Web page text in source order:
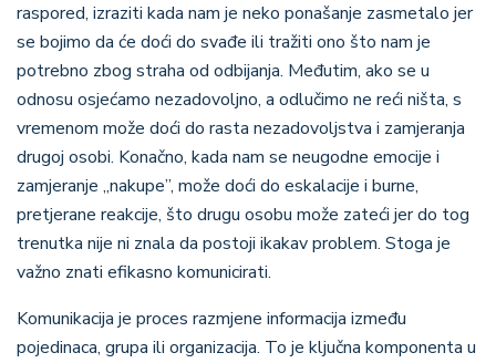
raspored, izraziti kada nam je neko ponašanje zasmetalo jer
se bojimo da će doći do svađe ili tražiti ono što nam je
potrebno zbog straha od odbijanja. Međutim, ako se u
odnosu osjećamo nezadovoljno, a odlučimo ne reći ništa, s
vremenom može doći do rasta nezadovoljstva i zamjeranja
drugoj osobi. Konačno, kada nam se neugodne emocije i
zamjeranje ,,nakupe”, može doći do eskalacije i burne,
pretjerane reakcije, što drugu osobu može zateći jer do tog
trenutka nije ni znala da postoji ikakav problem. Stoga je
važno znati efikasno komunicirati.
Komunikacija je proces razmjene informacija između
pojedinaca, grupa ili organizacija. To je ključna komponenta u